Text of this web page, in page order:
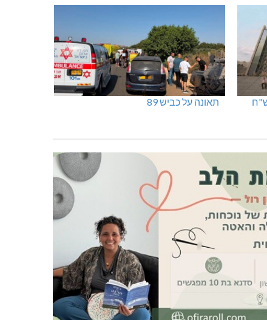
תאונה על כביש 89